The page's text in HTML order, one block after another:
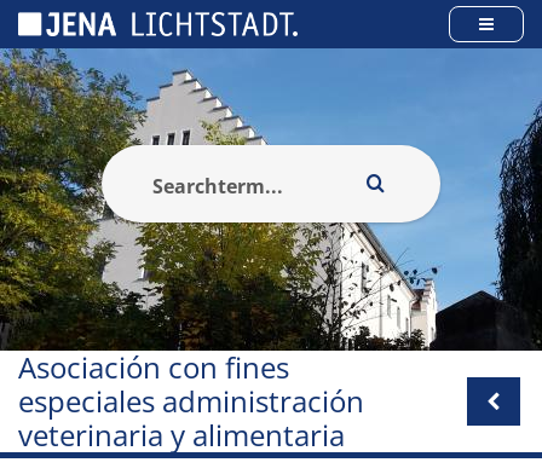
Asociación con fines
especiales administración
veterinaria y alimentaria
Panel de gestión de cookies